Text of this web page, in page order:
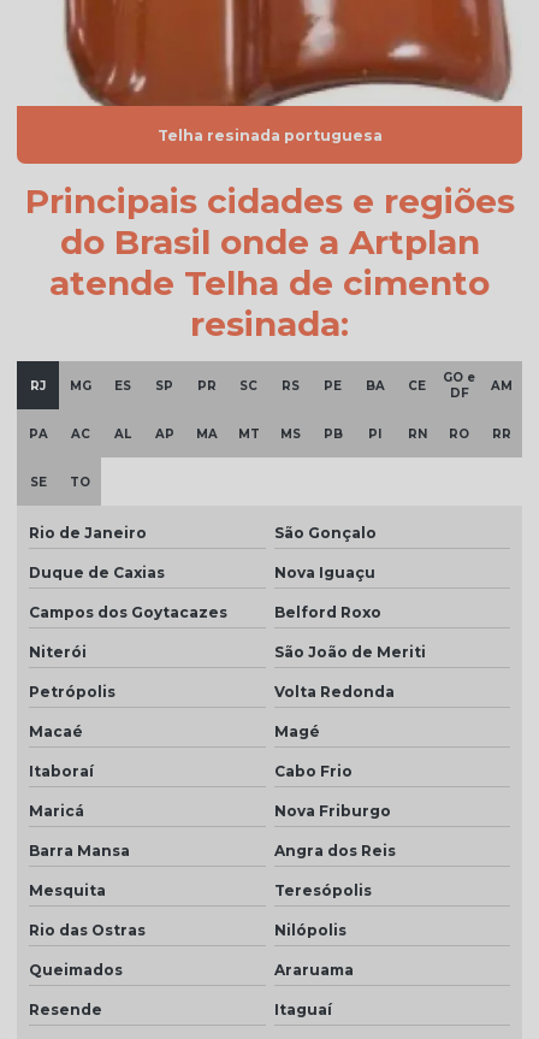
Telha cinza esmaltada
Telha cinza grafite
Telha cinza pérola
Telha colonial bege preço
Telha colonial esmaltada
Telha colonial esmaltada branca
Telha colonial esmaltada cinza
Telha colonial esmaltada dupla face
Telha colonial natural
Telha colonial resinada
Telha colonial resinada preço
Telha colonial resinada valor
Telha de concreto cinza
Telha concreto cinza perola
Telha concreto colorida
Telha de concreto esmaltada
Telha de concreto pintada
Telha de concreto preço
Telha de concreto preço m2
Telha de concreto valor
Telha resinada portuguesa
Principais cidades e regiões
do Brasil onde a Artplan
atende Telha de cimento
resinada:
RJ MG ES SP PR SC RS PE BA CE
GO e
DF
AM
PA AC AL AP MA MT MS PB PI RN RO RR
SE TO
Rio de Janeiro São Gonçalo
Duque de Caxias Nova Iguaçu
Campos dos Goytacazes Belford Roxo
Niterói São João de Meriti
Petrópolis Volta Redonda
Macaé Magé
Itaboraí Cabo Frio
Maricá Nova Friburgo
Barra Mansa Angra dos Reis
Mesquita Teresópolis
Rio das Ostras Nilópolis
Queimados Araruama
Resende Itaguaí